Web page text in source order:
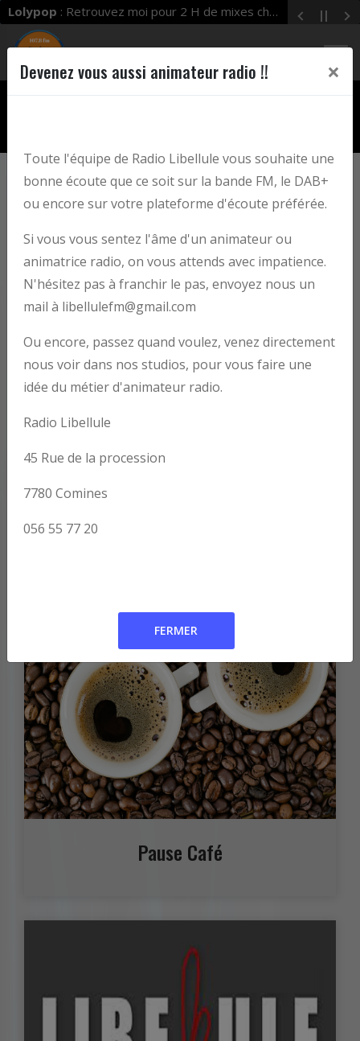
Lolypop : Retrouvez moi pour 2 H de mixes chaque mercredi dès 19 h 00 à 21 h 00 ! Enjoy !
Nos podcasts
Pause Café
Devenez vous aussi animateur radio !! ×
Toute l'équipe de Radio Libellule vous souhaite une
bonne écoute que ce soit sur la bande FM, le DAB+
ou encore sur votre plateforme d'écoute préférée.
Si vous vous sentez l'âme d'un animateur ou
animatrice radio, on vous attends avec impatience.
N'hésitez pas à franchir le pas, envoyez nous un
mail à libellulefm@gmail.com
Ou encore, passez quand voulez, venez directement
nous voir dans nos studios, pour vous faire une
idée du métier d'animateur radio.
Radio Libellule
45 Rue de la procession
7780 Comines
056 55 77 20